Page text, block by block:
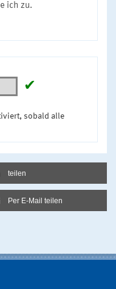
ich zu.
✔
sobald alle
teilen
Per E-Mail teilen